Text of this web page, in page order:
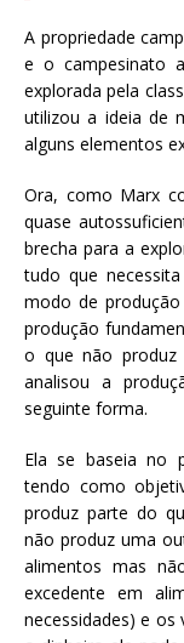
A propriedade
e o campesinato
explorada pela
utilizou a ideia de
alguns elementos
Ora, como Marx
quase
brecha para a
tudo que
modo de
produção
o que não produz
analisou a
seguinte forma.
Ela se baseia no
tendo como
produz parte do
não produz uma
alimentos mas
excedente em
necessidades) e